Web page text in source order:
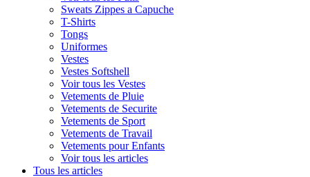
Sweats Zippes a Capuche
T-Shirts
Tongs
Uniformes
Vestes
Vestes Softshell
Voir tous les Vestes
Vetements de Pluie
Vetements de Securite
Vetements de Sport
Vetements de Travail
Vetements pour Enfants
Voir tous les articles
Tous les articles